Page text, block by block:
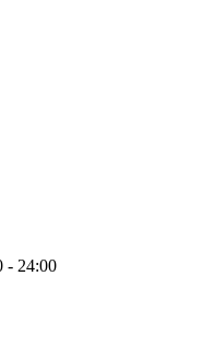
- 24:00